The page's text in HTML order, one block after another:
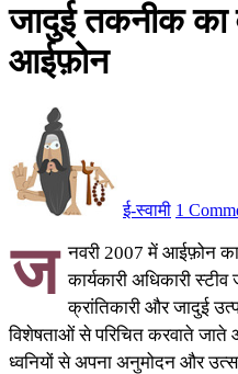
जादुई तकनीक का
आईफ़ोन
ई-स्वामी 1
ज नवरी 2007 में आईफ़ोन
कार्यकारी अधिकारी
क्रांतिकारी और जादुई
विशेषताओं से परिचित करवाते
ध्वनियों से अपना अनुमोदन और